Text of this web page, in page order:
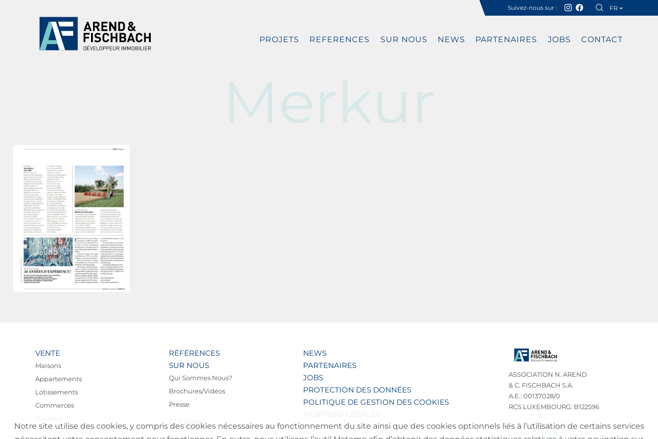
Suivez-nous sur : FR
PROJETS REFERENCES SUR NOUS NEWS PARTENAIRES JOBS CONTACT
Merkur
VENTE
Maisons
Appartements
Lotissements
Commerces
RÉFÉRENCES
SUR NOUS
Qui Sommes Nous?
Brochures/Vidéos
Presse
BOOKING
NEWS
PARTENAIRES
JOBS
PROTECTION DES DONNÉES
POLITIQUE DE GESTION DES COOKIES
MENTIONS LÉGALES
ASSOCIATION N. AREND
& C. FISCHBACH S.A.
A.E.: 00137028/0
RCS LUXEMBOURG: B122596
TEL.: (+352) 32 75 76
E-MAIL:
INFO@NA-CF.LU
Notre site utilise des cookies, y compris des cookies nécessaires au fonctionnement du site ainsi que des cookies optionnels liés à l’utilisation de certains services